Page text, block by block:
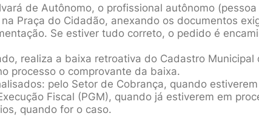
de Autônomo, o profissional autônomo
Praça do Cidadão, anexando os documentos
Se estiver tudo correto, o pedido é
realiza a baixa retroativa do Cadastro Municipal
processo o comprovante da baixa.
pelo Setor de Cobrança, quando
Fiscal (PGM), quando já estiverem em
quando for o caso.